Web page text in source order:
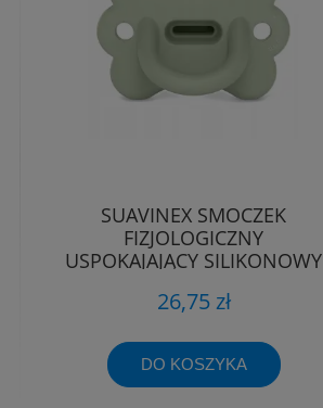
SUAVINEX SMOCZEK
FIZJOLOGICZNY
USPOKAJAJĄCY SILIKONOWY
26,75 zł
DO KOSZYKA